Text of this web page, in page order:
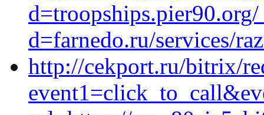
d=farnedo.ru/services/
http://cekport.ru/bitrix/